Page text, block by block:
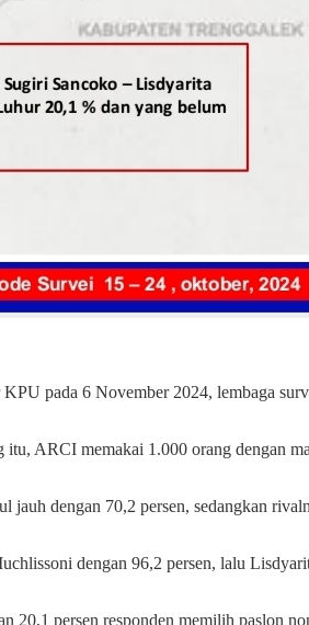
pada 6 November 2024, lembaga
ARCI memakai 1.000 orang dengan
dengan 70,2 persen, sedangkan
dengan 96,2 persen, lalu
persen responden memilih paslon